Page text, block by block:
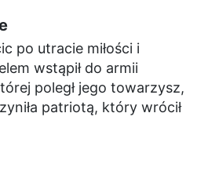
po utracie miłości i
wstąpił do armii
poległ jego towarzysz,
patriotą, który wrócił